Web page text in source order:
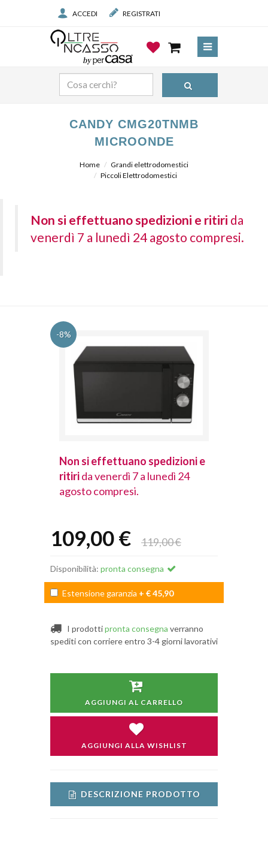
ACCEDI REGISTRATI
CANDY CMG20TNMB
MICROONDE
Home
Grandi elettrodomestici
Piccoli Elettrodomestici
Non si effettuano spedizioni e ritiri da
venerdì 7 a lunedì 24 agosto compresi.
-8%
Non si effettuano spedizioni e
ritirida venerdì 7 a lunedì 24
agosto compresi.
109,00 € 119,00 €
Disponibilità: pronta consegna
Estensione garanzia + € 45,90
I prodottipronta consegna verranno
spediti con corriere entro 3-4 giorni lavorativi
AGGIUNGI AL CARRELLO
AGGIUNGI ALLA WISHLIST
DESCRIZIONE PRODOTTO